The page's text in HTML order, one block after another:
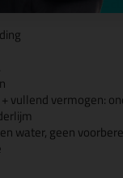
vullend vermogen:
water, geen